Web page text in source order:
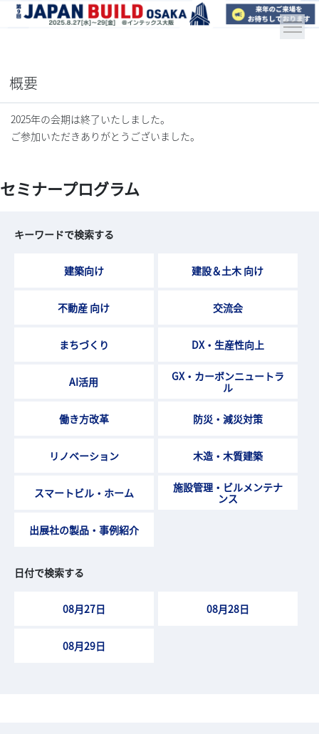
概要
2025年の会期は終了いたしました。
ご参加いただきありがとうございました。
セミナープログラム
キーワードで検索する
建築向け 建設＆土木 向け
不動産 向け 交流会
まちづくり DX・生産性向上
AI活用
GX・カーボンニュートラ
ル
働き方改革 防災・減災対策
リノベーション 木造・木質建築
スマートビル・ホーム
施設管理・ビルメンテナ
ンス
出展社の製品・事例紹介
日付で検索する
08月27日 08月28日
08月29日